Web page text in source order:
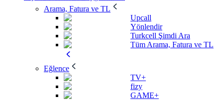
Arama, Fatura ve TL
Upcall
Yönlendir
Turkcell Şimdi Ara
Tüm Arama, Fatura ve TL
Eğlence
TV+
fizy
GAME+